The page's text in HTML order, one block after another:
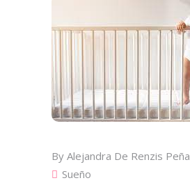
By Alejandra De Renzis Peña
Sueño